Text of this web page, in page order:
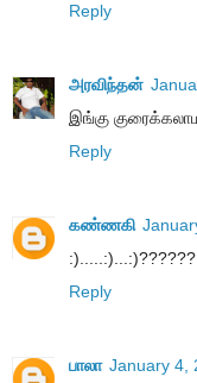
Reply
அரவிந்தன்
இங்கு
Reply
கண்ணகி
:).....:)...:)??????
Reply
பாலா January 4,